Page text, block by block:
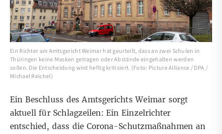
Ein Richter am Amtsgericht Weimar hat geurteilt, dass an zwei Schulen in
Thüringen keine Masken getragen oder Abstände eingehalten werden
sollen. Die Entscheidung wird heftig kritisiert. (Foto: Picture Alliance / DPA /
Michael Reichel)
Ein Beschluss des Amtsgerichts Weimar sorgt
aktuell für Schlagzeilen: Ein Einzelrichter
entschied, dass die Corona-Schutzmaßnahmen an